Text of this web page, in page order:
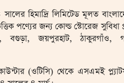
হিমাদ্রি লিমিটেড মূলত
পণ্যের জন্য কোল্ড স্টোরেজ সুবিধা
বগুড়া, জয়পুরহাট, ঠাকুরগাঁও,
(ওটিসি) থেকে এসএমই